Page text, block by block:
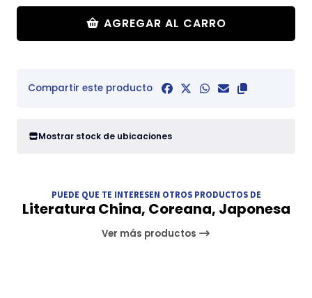
AGREGAR AL CARRO
Compartir este producto
Mostrar stock de ubicaciones
PUEDE QUE TE INTERESEN OTROS PRODUCTOS DE
Literatura China, Coreana, Japonesa
Ver más productos